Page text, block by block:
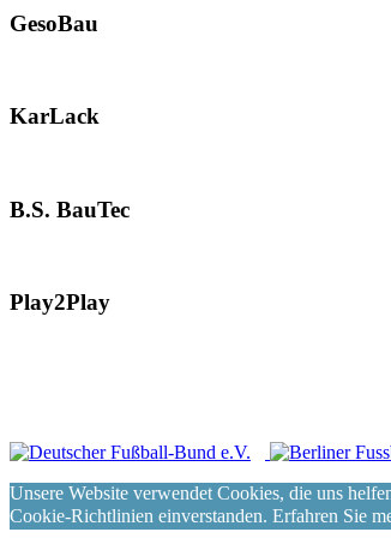
GesoBau
KarLack
B.S. BauTec
Play2Play
Unsere Website verwendet Cookies, die uns
Cookie-Richtlinien einverstanden. Erfahren Sie